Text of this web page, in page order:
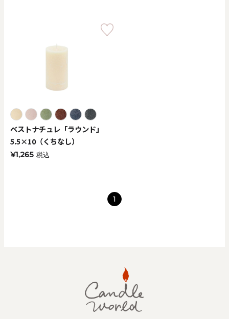
ベストナチュレ「ラウンド」
5.5×10（くちなし）
¥1,265 税込
1